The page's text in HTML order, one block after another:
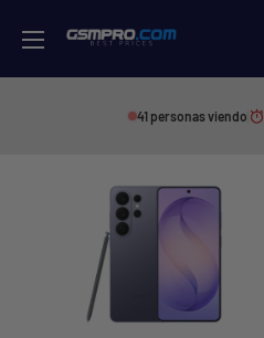
content
GSMPRO.CL
41 personas viendo